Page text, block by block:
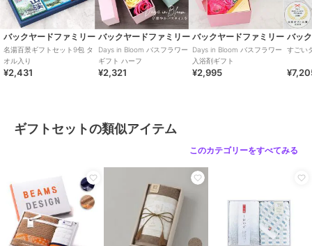
ショップ バックヤードファミリー
商品カテゴリ ギフト用品 ／ギフトセット
カラー
ブルー、ピンク、イエロー、ホワ
イト
バックヤードファミリー
名湯百景ギフトセット9包 タ
オル入り
¥2,431
バックヤードファミリー
Days in Bloom バスフラワー
ギフト ハーフ
¥2,321
バックヤードファミリー
Days in Bloom バスフラワー
入浴剤ギフト
¥2,995
バッ
すごい
ギフトセットの類似アイテム
このカテゴリーをすべてみる